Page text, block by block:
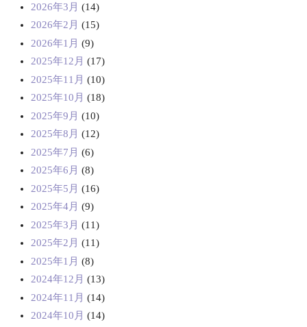
2026年3月 (14)
2026年2月 (15)
2026年1月 (9)
2025年12月 (17)
2025年11月 (10)
2025年10月 (18)
2025年9月 (10)
2025年8月 (12)
2025年7月 (6)
2025年6月 (8)
2025年5月 (16)
2025年4月 (9)
2025年3月 (11)
2025年2月 (11)
2025年1月 (8)
2024年12月 (13)
2024年11月 (14)
2024年10月 (14)